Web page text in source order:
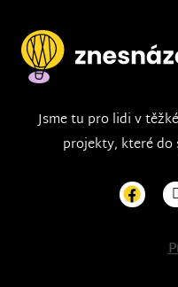
Jsme tu pro lidi v
projekty, které do